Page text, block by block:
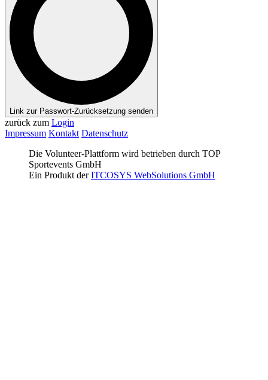
Link zur Passwort-Zurücksetzung senden
zurück zum Login
Impressum Kontakt Datenschutz
Die Volunteer-Plattform wird betrieben durch TOP
Sportevents GmbH
Ein Produkt derITCOSYS WebSolutions GmbH